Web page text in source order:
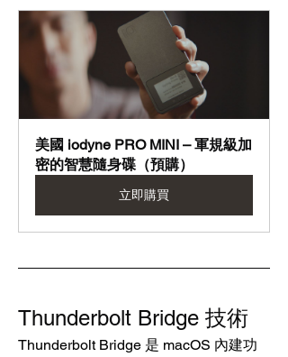
美國 iodyne PRO MINI – 軍規級加
密的智慧隨身碟（預購）
立即購買
Thunderbolt Bridge 技術
Thunderbolt Bridge 是 macOS 內建功